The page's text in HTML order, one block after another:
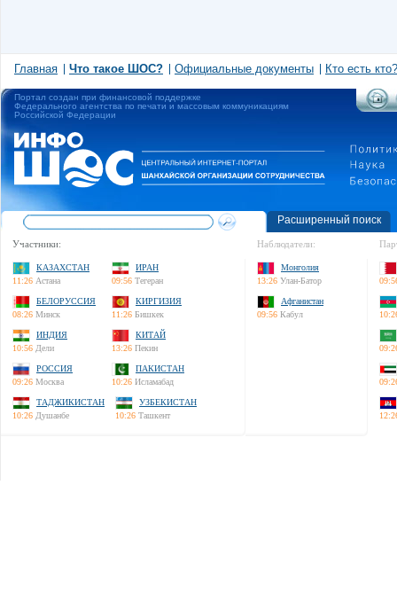
Главная Что такое ШОС? Официальные документы Кто есть кто?
Портал создан при финансовой поддержке
Федерального агентства по печати и массовым коммуникациям
Российской Федерации
Расширенный поиск
Участники:
КАЗАХСТАН
11:26 Астана
ИРАН
09:56 Тегеран
БЕЛОРУССИЯ
08:26 Минск
КИРГИЗИЯ
11:26 Бишкек
ИНДИЯ
10:56 Дели
КИТАЙ
13:26 Пекин
РОССИЯ
09:26 Москва
ПАКИСТАН
10:26 Исламабад
ТАДЖИКИСТАН
10:26 Душанбе
УЗБЕКИСТАН
10:26 Ташкент
Наблюдатели:
Монголия
13:26 Улан-Батор
Афганистан
09:56 Кабул